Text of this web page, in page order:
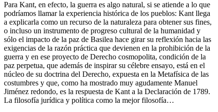
Para Kant, en efecto, la guerra es algo natural, si se atiende a lo que
podríamos llamar la experiencia histórica de los pueblos: Kant llega
a explicarla como un recurso de la naturaleza para obtener sus fines,
o incluso un instrumento de progreso cultural de la humanidad y
sólo el impacto de la paz de Basilea hace girar su reflexión hacia las
exigencias de la razón práctica que devienen en la prohibición de la
guerra y en ese proyecto de Derecho cosmopolita, condición de la
paz perpetua, que además de inspirar su célebre ensayo, está en el
núcleo de su doctrina del Derecho, expuesta en la Metafísica de las
costumbres y que, como ha mostrado muy agudamente Manuel
Jiménez redondo, es la respuesta de Kant a la Declaración de 1789.
La filosofía jurídica y política como la mejor filosofía…